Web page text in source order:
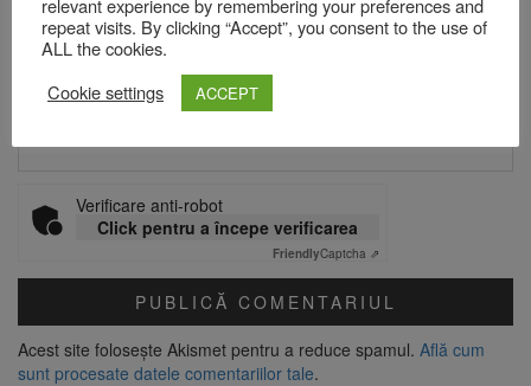
Email*
Site web
Verificare anti-robot
Click pentru a începe verificarea
FriendlyCaptcha ⇗
Acest site folosește Akismet pentru a reduce spamul. Află cum
sunt procesate datele comentariilor tale.
repeat visits. By clicking “Accept”, you consent to the use of
ALL the cookies.
Cookie settings
ACCEPT